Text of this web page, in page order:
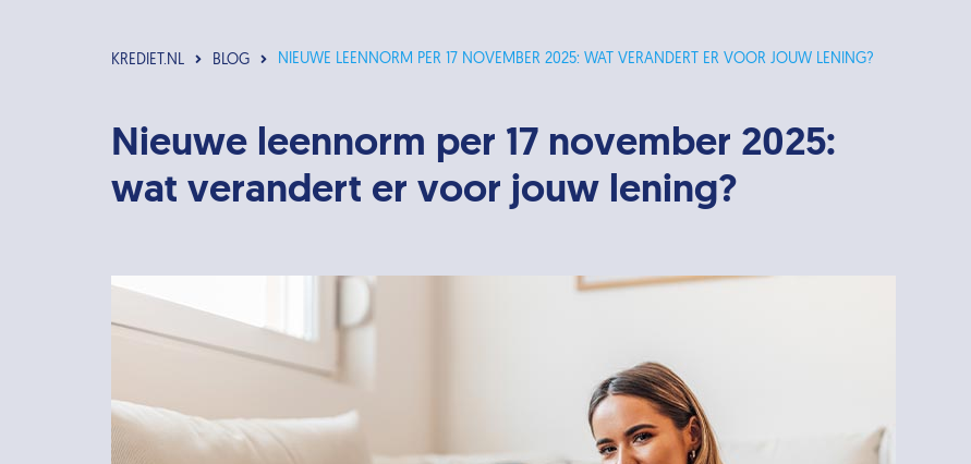
KREDIET.NL BLOG NIEUWE LEENNORM PER 17 NOVEMBER 2025: WAT VERANDERT ER VOOR JOUW LENING?
Nieuwe leennorm per 17 november 2025:
wat verandert er voor jouw lening?